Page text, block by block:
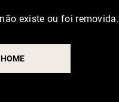
existe ou foi removida.